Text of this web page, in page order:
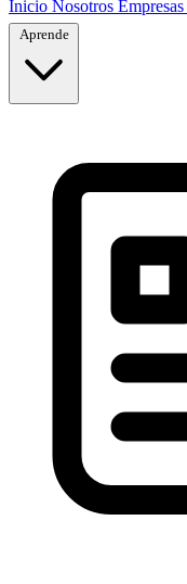
Inicio Nosotros Empresas
Aprende